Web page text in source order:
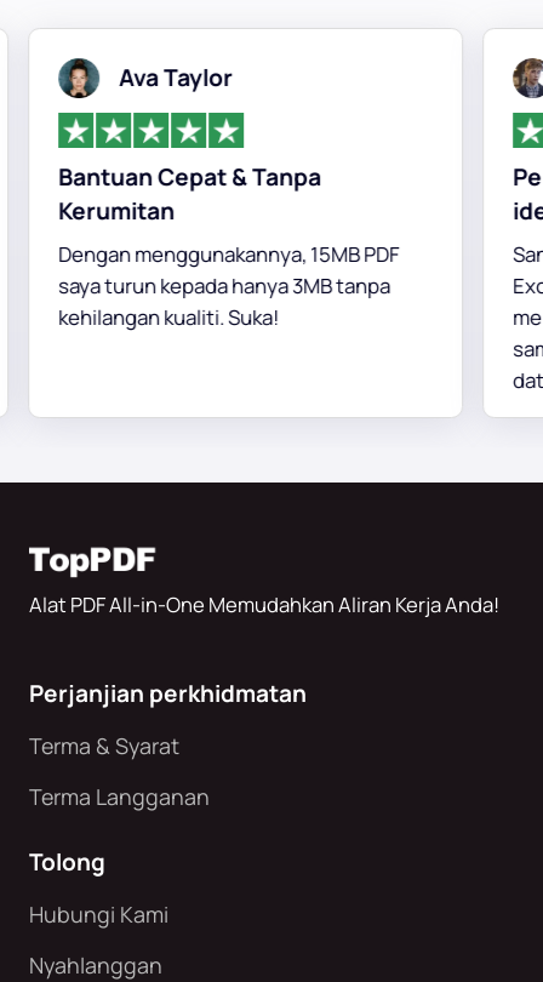
Ava Taylor
Bantuan Cepat & Tanpa
Kerumitan
Dengan menggunakannya, 15MB PDF
saya turun kepada hanya 3MB tanpa
kehilangan kualiti. Suka!
ideal
data.
Alat PDF All-in-One Memudahkan Aliran Kerja Anda!
Perjanjian perkhidmatan
Terma & Syarat
Terma Langganan
Tolong
Hubungi Kami
Nyahlanggan